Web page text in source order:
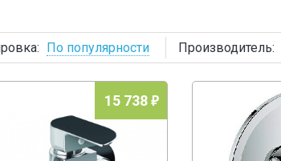
По популярности Производитель:
15 738